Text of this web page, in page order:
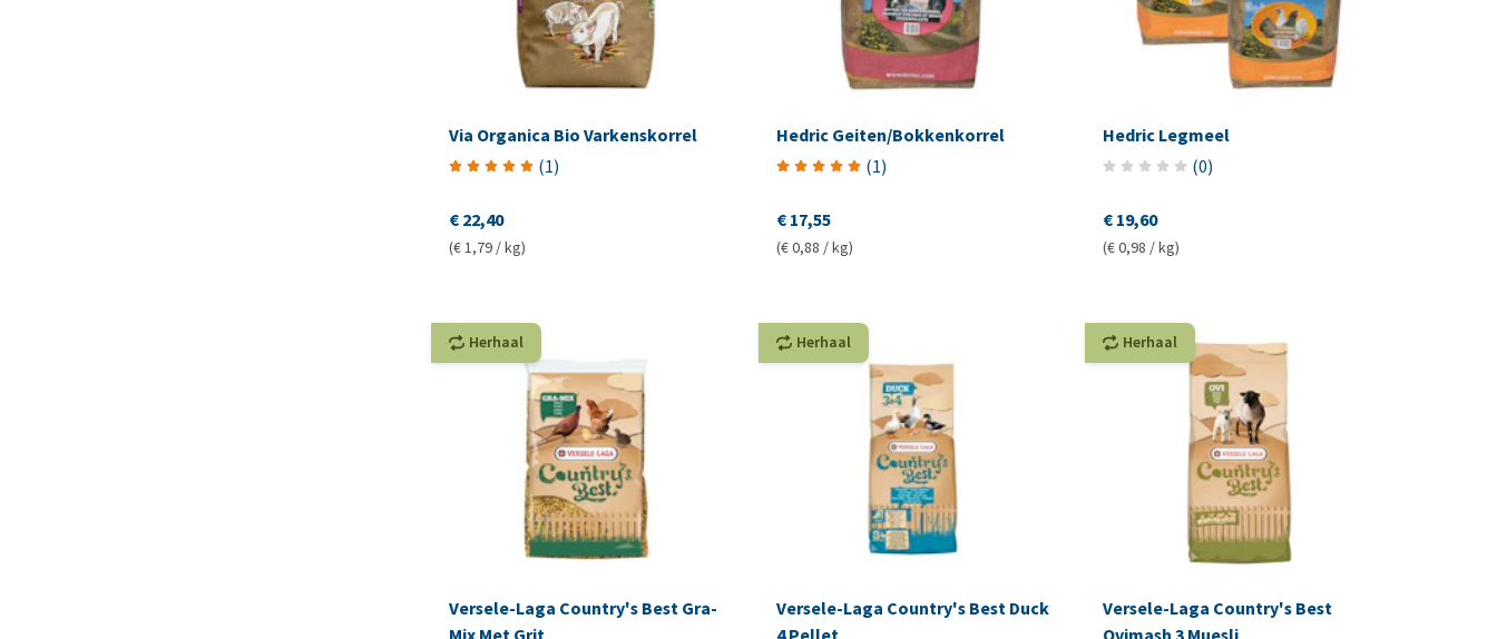
Via Organica Bio Varkenskorrel
(1)
€ 22,40
(€ 1,79 / kg)
Hedric Geiten/Bokkenkorrel
(1)
€ 17,55
(€ 0,88 / kg)
Hedric Legmeel
(0)
€ 19,60
(€ 0,98 / kg)
Herhaal
Versele-Laga Country's Best Gra-
Herhaal
Versele-Laga Country's Best Duck
Herhaal
Versele-Laga Country's Best